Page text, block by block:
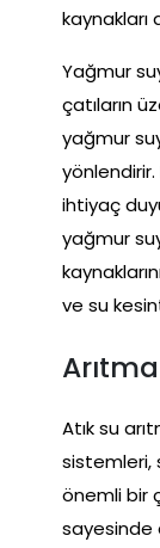
kaynakları
Yağmur
çatıların
yağmur
ihtiyaç
yağmur
ve su
Atık su
sistemleri,
önemli bir
sayesinde